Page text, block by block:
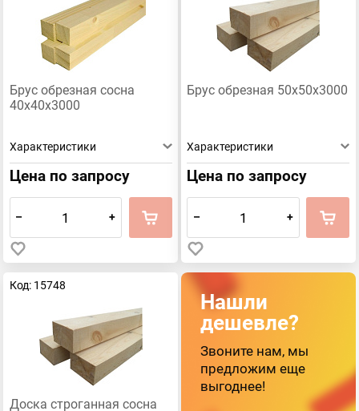
Брус обрезная сосна
40х40х3000
Характеристики
Цена по запросу
– +
Брус обрезная 50х50х3000
Характеристики
Цена по запросу
– +
Код: 15748
Доска строганная сосна
Нашли
дешевле?
Звоните нам, мы
предложим еще
выгоднее!